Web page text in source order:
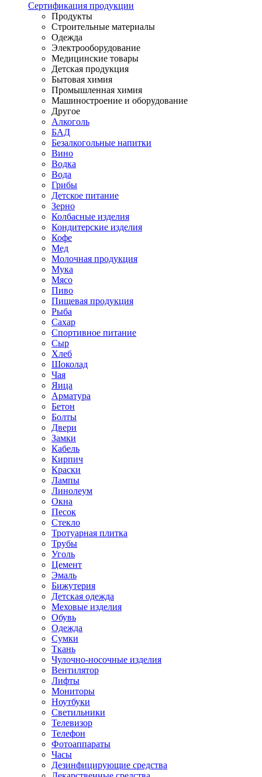
Сертификация продукции
Продукты
Строительные материалы
Одежда
Электрооборудование
Медицинские товары
Детская продукция
Бытовая химия
Промышленная химия
Машиностроение и оборудование
Другое
Алкоголь
БАД
Безалкогольные напитки
Вино
Водка
Вода
Грибы
Детское питание
Зерно
Колбасные изделия
Кондитерские изделия
Кофе
Мед
Молочная продукция
Мука
Мясо
Пиво
Пищевая продукция
Рыба
Сахар
Спортивное питание
Сыр
Хлеб
Шоколад
Чая
Яица
Арматура
Бетон
Болты
Двери
Замки
Кабель
Кирпич
Краски
Лампы
Линолеум
Окна
Песок
Стекло
Тротуарная плитка
Трубы
Уголь
Цемент
Эмаль
Бижутерия
Детская одежда
Меховые изделия
Обувь
Одежда
Сумки
Ткань
Чулочно-носочные изделия
Вентилятор
Лифты
Мониторы
Ноутбуки
Светильники
Телевизор
Телефон
Фотоаппараты
Часы
Дезинфицирующие средства